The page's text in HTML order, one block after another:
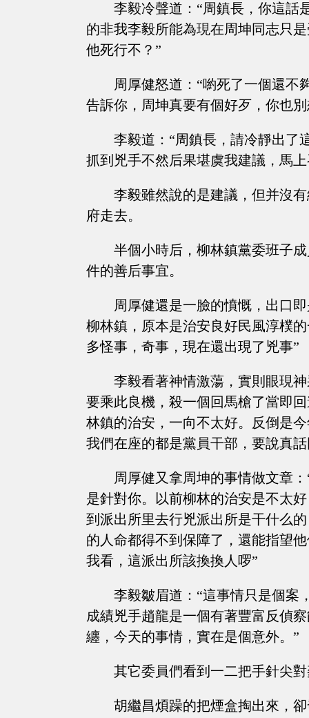
李毅冷聲道：“周鎮長，你這話
的非我李毅所能為現在周坤同志只
他死行不？”
周厚健怒道：“喲死了一個還不
告訴你，周坤真要有個好歹，你也
李毅道：“周鎮長，請冷靜出
抓到兇手不然后果堪虞我建議，馬
李毅雖然說的是建議，但并沒
府走去。
半個小時后，柳林鎮黨委班子
件的善后事宜。
周厚健還是一臉的憤慨，出口
柳林鎮，原本是治安良好民風淳樸
多怪事，奇事，現在還出現了兇事”
李毅看著神情激蕩，實則眼現
要乘此良機，殺一個回馬槍了當即
林鎮的治安，一向不太好。反倒是
我們在座的都是黨員干部，要說真
周厚健又拿周坤的事情做文章
是針對你。以前柳林的治安是不太
到派出所里去行兇派出所是干什么
的人命都得不到保障了，還能指望
我看，這派出所該換換人啰”
李毅皺眉道：“這事情只是個案
成績兇手趙龍是一個有著豐富反偵
纏，今天的事情，實在是個意外。”
其它委員們看到一二把手針尖
胡繼昌煩躁的把煙盒掏出來，